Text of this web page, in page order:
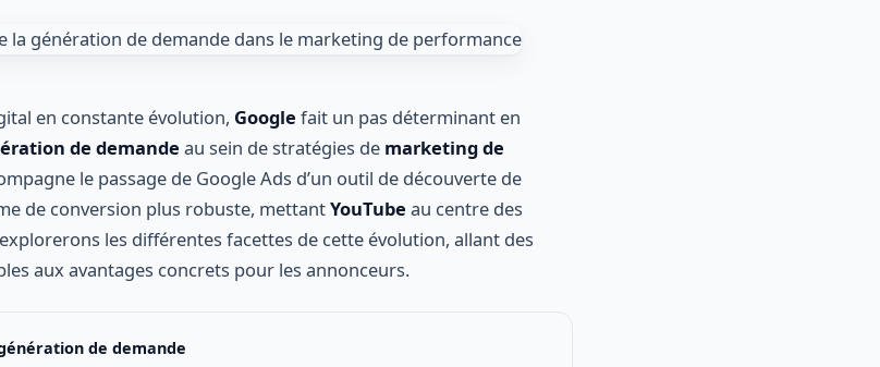
en constante évolution, Google fait un pas déterminant en
de demande au sein de stratégies de marketing de
le passage de Google Ads d’un outil de découverte de
de conversion plus robuste, mettantYouTube au centre des
les différentes facettes de cette évolution, allant des
aux avantages concrets pour les annonceurs.
de demande